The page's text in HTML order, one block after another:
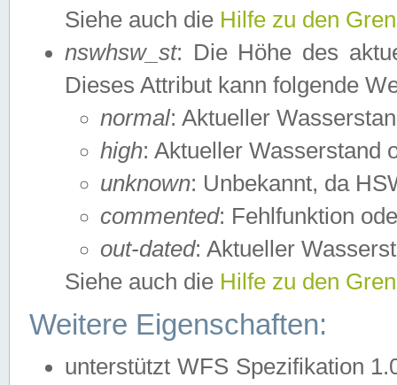
Siehe auch die Hilfe zu den
nswhsw_st: Die Höhe des
Dieses Attribut kann folgende
normal: Aktueller
high: Aktueller Wasserstand
unknown: Unbekannt, da
commented: Fehlfunktion
out-dated: Aktueller
Siehe auch die Hilfe zu den
Weitere Eigenschaften:
unterstützt WFS Spezifikation